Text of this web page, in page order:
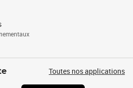
Toutes nos applications